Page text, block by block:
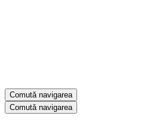
Comută navigarea
Comută navigarea